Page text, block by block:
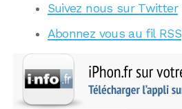
Suivez nous sur Twitter
Abonnez vous au fil RSS